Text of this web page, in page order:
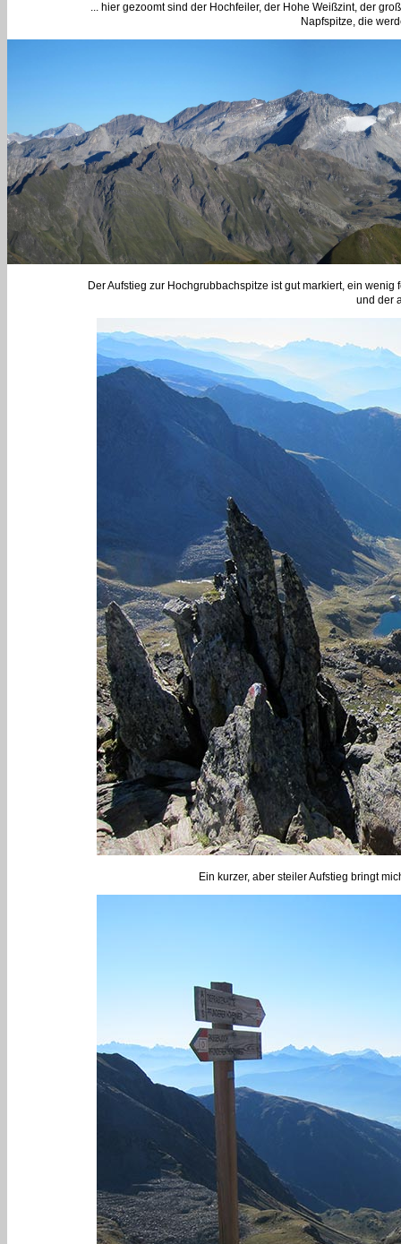
... hier gezoomt sind der Hochfeiler, der Hohe Weißzint, der
Napfspitze, die
Der Aufstieg zur Hochgrubbachspitze ist gut markiert, ein
und der
Ein kurzer, aber steiler Aufstieg bringt